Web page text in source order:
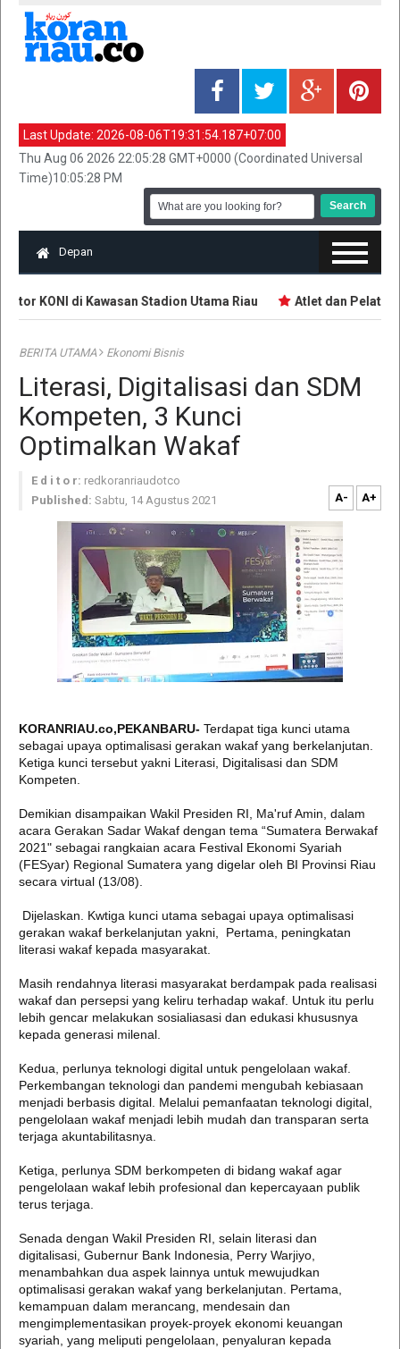
Last Update: 2026-08-06T19:31:54.187+07:00
Thu Aug 06 2026 22:05:28 GMT+0000 (Coordinated Universal
Time)10:05:28 PM
Depan
KONI di Kawasan Stadion Utama Riau Atlet dan Pelatih
BERITA UTAMA Ekonomi Bisnis
Literasi, Digitalisasi dan SDM
Kompeten, 3 Kunci
Optimalkan Wakaf
E d i t o r: redkoranriaudotco
Published: Sabtu, 14 Agustus 2021 A- A+
KORANRIAU.co,PEKANBARU- Terdapat tiga kunci utama
sebagai upaya optimalisasi gerakan wakaf yang berkelanjutan.
Ketiga kunci tersebut yakni Literasi, Digitalisasi dan SDM
Kompeten.
Demikian disampaikan Wakil Presiden RI, Ma'ruf Amin, dalam
acara Gerakan Sadar Wakaf dengan tema “Sumatera Berwakaf
2021" sebagai rangkaian acara Festival Ekonomi Syariah
(FESyar) Regional Sumatera yang digelar oleh BI Provinsi Riau
secara virtual (13/08).
Dijelaskan. Kwtiga kunci utama sebagai upaya optimalisasi
gerakan wakaf berkelanjutan yakni, Pertama, peningkatan
literasi wakaf kepada masyarakat.
Masih rendahnya literasi masyarakat berdampak pada realisasi
wakaf dan persepsi yang keliru terhadap wakaf. Untuk itu perlu
lebih gencar melakukan sosialiasasi dan edukasi khususnya
kepada generasi milenal.
Kedua, perlunya teknologi digital untuk pengelolaan wakaf.
Perkembangan teknologi dan pandemi mengubah kebiasaan
menjadi berbasis digital. Melalui pemanfaatan teknologi digital,
pengelolaan wakaf menjadi lebih mudah dan transparan serta
terjaga akuntabilitasnya.
Ketiga, perlunya SDM berkompeten di bidang wakaf agar
pengelolaan wakaf lebih profesional dan kepercayaan publik
terus terjaga.
Senada dengan Wakil Presiden RI, selain literasi dan
digitalisasi, Gubernur Bank Indonesia, Perry Warjiyo,
menambahkan dua aspek lainnya untuk mewujudkan
optimalisasi gerakan wakaf yang berkelanjutan. Pertama,
kemampuan dalam merancang, mendesain dan
mengimplementasikan proyek-proyek ekonomi keuangan
syariah, yang meliputi pengelolaan, penyaluran kepada